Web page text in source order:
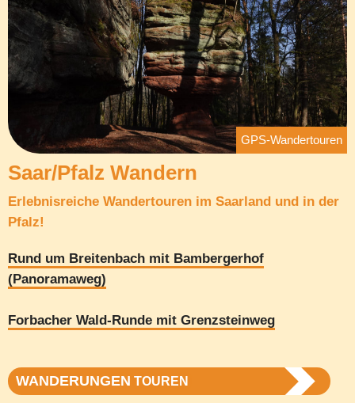
GPS-Wandertouren
Saar/Pfalz Wandern
Erlebnisreiche Wandertouren im Saarland und in der
Pfalz!
Rund um Breitenbach mit Bambergerhof
(Panoramaweg)
Forbacher Wald-Runde mit Grenzsteinweg
WANDERUNGEN TOUREN